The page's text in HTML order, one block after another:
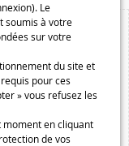
Le
soumis à votre
sur votre
du site et
pour ces
» vous refusez les
en cliquant
de vos